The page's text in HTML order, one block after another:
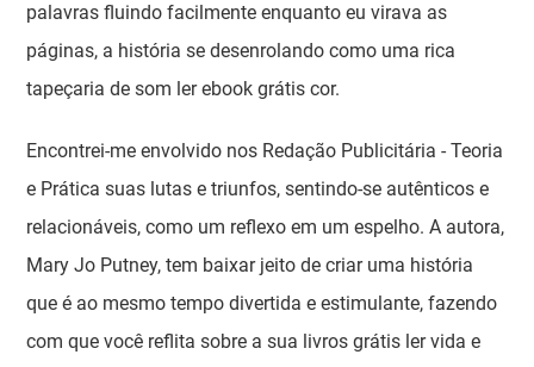
palavras fluindo facilmente enquanto eu virava as
páginas, a história se desenrolando como uma rica
tapeçaria de som ler ebook grátis cor.
Encontrei-me envolvido nos Redação Publicitária - Teoria
e Prática suas lutas e triunfos, sentindo-se autênticos e
relacionáveis, como um reflexo em um espelho. A autora,
Mary Jo Putney, tem baixar jeito de criar uma história
que é ao mesmo tempo divertida e estimulante, fazendo
com que você reflita sobre a sua livros grátis ler vida e